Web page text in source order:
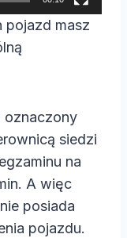
pojazd masz
oznaczony
siedzi
na
A więc
posiada
pojazdu.